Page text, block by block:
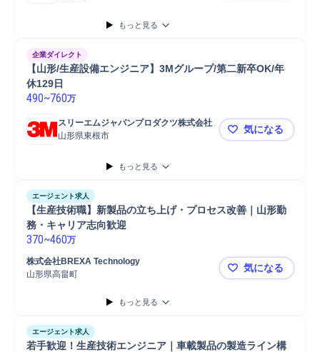
もっと見る
企業ダイレクト
【山形/生産設備エンジニア】3Mグループ/第二新卒OK/年
休129日
490~760万
スリーエムジャパンプロダクツ株式会社
山形県東根市
【山形/生産
気になる
もっと見る
エージェント求人
【生産技術職】新製品の立ち上げ・プロセス改善｜山形勤
務・キャリア志向歓迎
370~460万
株式会社BREXA Technology
山形県高畠町
【生産技術
気になる
もっと見る
エージェント求人
若手歓迎！生産技術エンジニア｜車載製品の製造ライン構